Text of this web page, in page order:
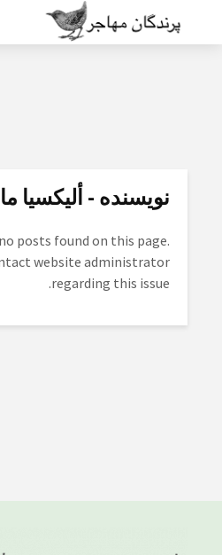
نویسنده - أليكسيا
posts found on this page.
website administrator
regarding this issue.